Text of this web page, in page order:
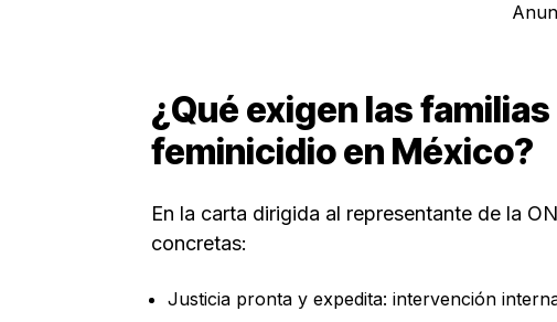
¿Qué exigen las
feminicidio en México?
En la carta dirigida al representante de la
concretas:
Justicia pronta y expedita: intervención